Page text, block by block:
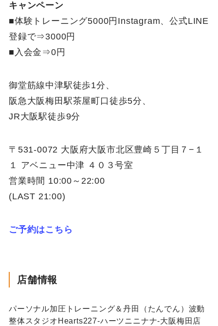
キャンペーン
■体験トレーニング5000円Instagram、公式LINE
登録で⇒3000円
■入会金⇒0円
御堂筋線中津駅徒歩1分、
阪急大阪梅田駅茶屋町口徒歩5分、
JR大阪駅徒歩9分
〒531-0072 大阪府大阪市北区豊崎５丁目７−１
１ アベニュー中津 ４０３号室
営業時間 10:00～22:00
(LAST 21:00)
ご予約はこちら
店舗情報
パーソナル加圧トレーニング＆丹田（たんでん）波動
整体スタジオHearts227-ハーツニニナナ-大阪梅田店